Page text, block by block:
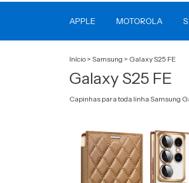
APPLE MOTOROLA
Início > Samsung > Galaxy S25 FE
Galaxy S25 FE
Capinhas para toda linha Samsung